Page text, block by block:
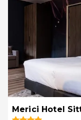
Merici Hotel